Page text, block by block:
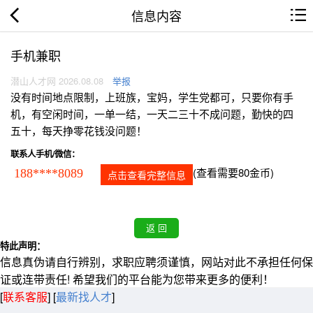
信息内容
手机兼职
潜山人才网 2026.08.08 举报
没有时间地点限制，上班族，宝妈，学生党都可，只要你有手
机，有空闲时间，一单一结，一天二三十不成问题，勤快的四
五十，每天挣零花钱没问题！
联系人手机/微信：
188****8089 点击查看完整信息 (查看需要80金币)
特此声明：
信息真伪请自行辨别，求职应聘须谨慎，网站对此不承担任何保
证或连带责任! 希望我们的平台能为您带来更多的便利！
[联系客服] [最新找人才]